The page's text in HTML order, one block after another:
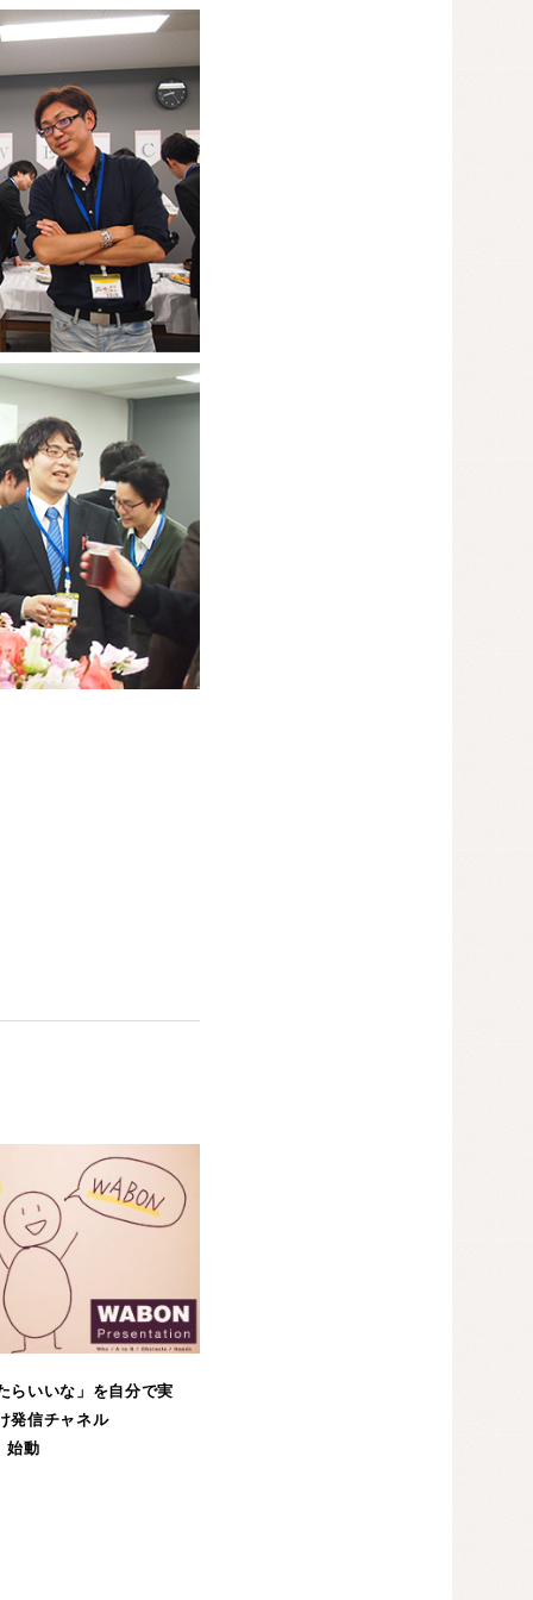
らいいな」を自分で実
発信チャネル
始動